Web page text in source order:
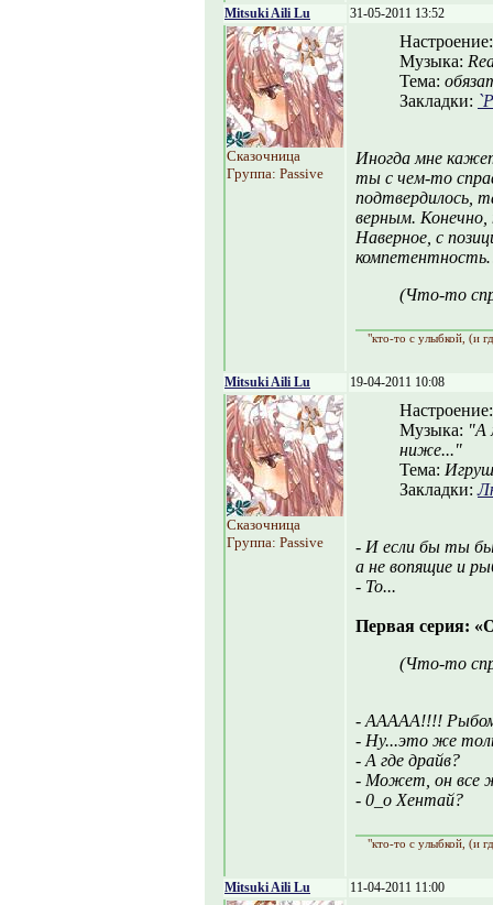
Mitsuki Aili Lu 31-05-2011 13:52
Сказочница
Группа: Passive
Музыка:
Тема:
Закладки:
Иногда мне
ты с чем-то
подтвердилось,
верным. Конечно,
Наверное, с
(Что-то
"кто-то с улыбкой, (и
Mitsuki Aili Lu 19-04-2011 10:08
Сказочница
Группа: Passive
Музыка: "А
ниже..."
Тема:
Закладки:
- И если бы ты
а не вопящие и
- То...
Первая серия:
(Что-то
- ААААА!!!!
- Ну...это же
- А где драйв?
- Может, он все
- 0_о Хентай?
"кто-то с улыбкой, (и
Mitsuki Aili Lu 11-04-2011 11:00